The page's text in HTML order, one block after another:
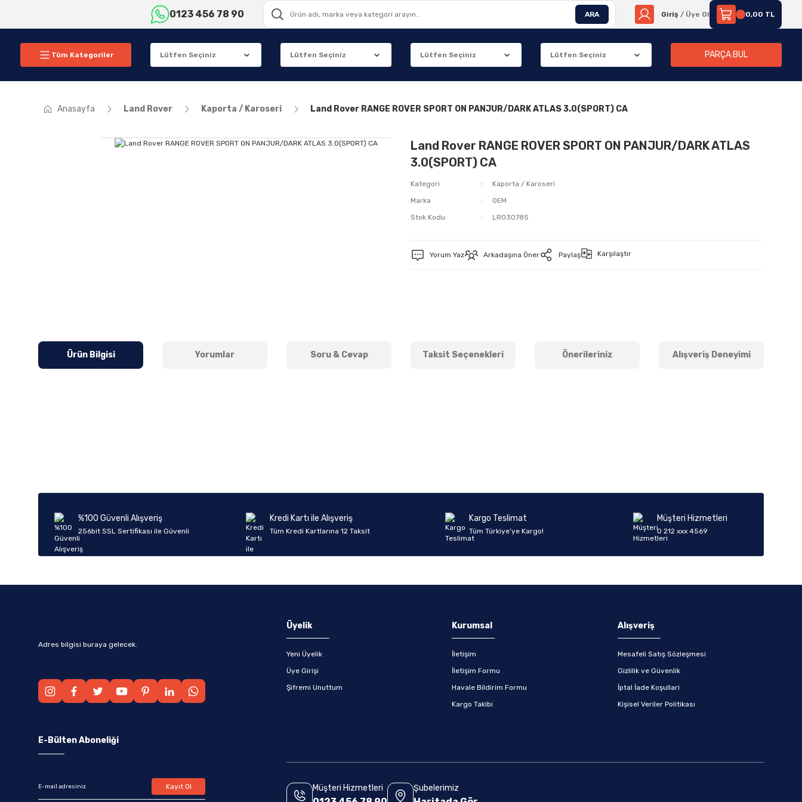
0123 456 78 90 ARA Giriş / Üye Ol 0,00 TL
Tüm Kategoriler PARÇA BUL
Anasayfa Land Rover Kaporta / Karoseri Land Rover RANGE ROVER SPORT ON PANJUR/DARK ATLAS 3.0(SPORT) CA
Land Rover RANGE ROVER SPORT ON PANJUR/DARK ATLAS
3.0(SPORT) CA
Kategori
Kaporta / Karoseri
Marka
OEM
Stok Kodu
LR030785
Yorum Yaz Arkadaşına Öner Paylaş Karşılaştır
Ürün Bilgisi Yorumlar Soru & Cevap Taksit Seçenekleri Önerileriniz Alışveriş Deneyimi
Ürün fiyatı diğer sitelerden daha pahalı.
Bu ürüne benzer farklı alternatifler olmalı.
%100 Güvenli Alışveriş
256bit SSL Sertifikası ile Güvenli
Kredi Kartı ile Alışveriş
Tüm Kredi Kartlarına 12 Taksit
Kargo Teslimat
Tüm Türkiye’ye Kargo!
Müşteri Hizmetleri
0 212 xxx 4569
Adres bilgisi buraya gelecek.
Üyelik
Yeni Üyelik
Üye Girişi
Şifremi Unuttum
Kurumsal
İletişim
İletişim Formu
Havale Bildirim Formu
Kargo Takibi
Alışveriş
Mesafeli Satış Sözleşmesi
Gizlilik ve Güvenlik
İptal İade Koşullari
Kişisel Veriler Politikası
E-Bülten Aboneliği
Kayıt Ol Müşteri Hizmetleri Şubelerimiz